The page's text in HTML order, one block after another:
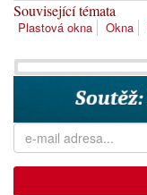
Související témata
Plastová okna Okna